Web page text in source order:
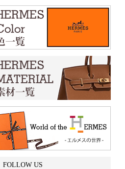
FOLLOW US